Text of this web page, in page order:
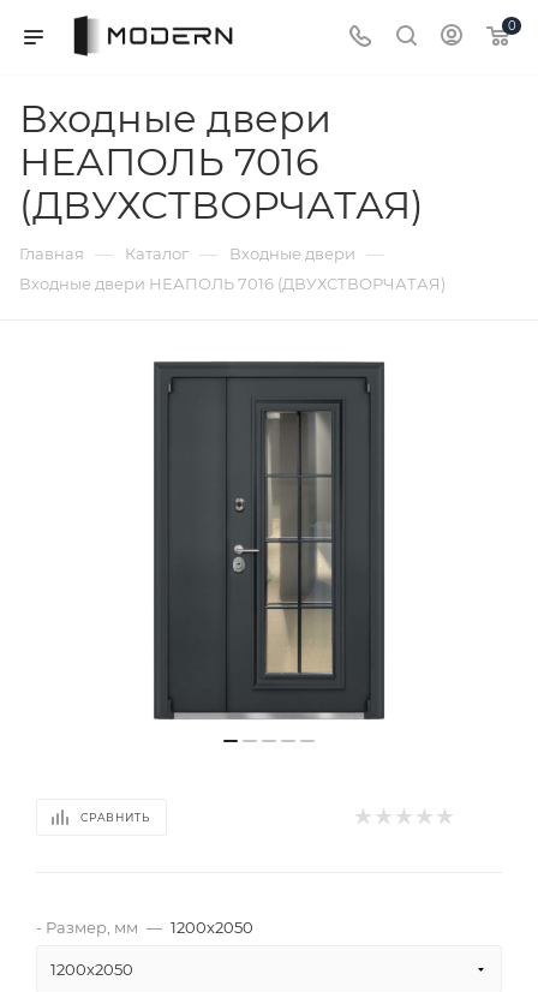
0
Входные двери
НЕАПОЛЬ 7016
(ДВУХСТВОРЧАТАЯ)
Главная — Каталог — Входные двери —
Входные двери НЕАПОЛЬ 7016 (ДВУХСТВОРЧАТАЯ)
СРАВНИТЬ
- Размер, мм — 1200x2050
1200x2050